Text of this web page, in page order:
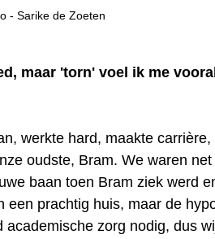
- Sarike de Zoeten
maar 'torn' voel ik me
werkte hard, maakte
oudste, Bram. We waren
baan toen Bram ziek werd
een prachtig huis, maar de
zorg nodig, dus